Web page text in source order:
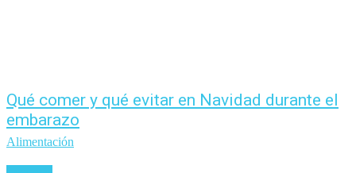
Qué comer y qué evitar en Navidad durante el
embarazo
Alimentación